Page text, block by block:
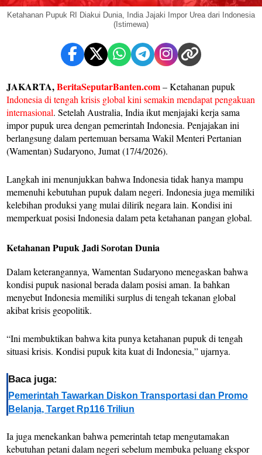
Ketahanan Pupuk RI Diakui Dunia, India Jajaki Impor Urea dari Indonesia
(Istimewa)
JAKARTA,BeritaSeputarBanten.com– Ketahanan pupuk
Indonesia di tengah krisis global kini semakin mendapat pengakuan
internasional. Setelah Australia, India ikut menjajaki kerja sama
impor pupuk urea dengan pemerintah Indonesia. Penjajakan ini
berlangsung dalam pertemuan bersama Wakil Menteri Pertanian
(Wamentan) Sudaryono, Jumat (17/4/2026).
Langkah ini menunjukkan bahwa Indonesia tidak hanya mampu
memenuhi kebutuhan pupuk dalam negeri. Indonesia juga memiliki
kelebihan produksi yang mulai dilirik negara lain. Kondisi ini
memperkuat posisi Indonesia dalam peta ketahanan pangan global.
Ketahanan Pupuk Jadi Sorotan Dunia
Dalam keterangannya, Wamentan Sudaryono menegaskan bahwa
kondisi pupuk nasional berada dalam posisi aman. Ia bahkan
menyebut Indonesia memiliki surplus di tengah tekanan global
akibat krisis geopolitik.
“Ini membuktikan bahwa kita punya ketahanan pupuk di tengah
situasi krisis. Kondisi pupuk kita kuat di Indonesia,” ujarnya.
Baca juga:
Pemerintah Tawarkan Diskon Transportasi dan Promo
Belanja, Target Rp116 Triliun
Ia juga menekankan bahwa pemerintah tetap mengutamakan
kebutuhan petani dalam negeri sebelum membuka peluang ekspor